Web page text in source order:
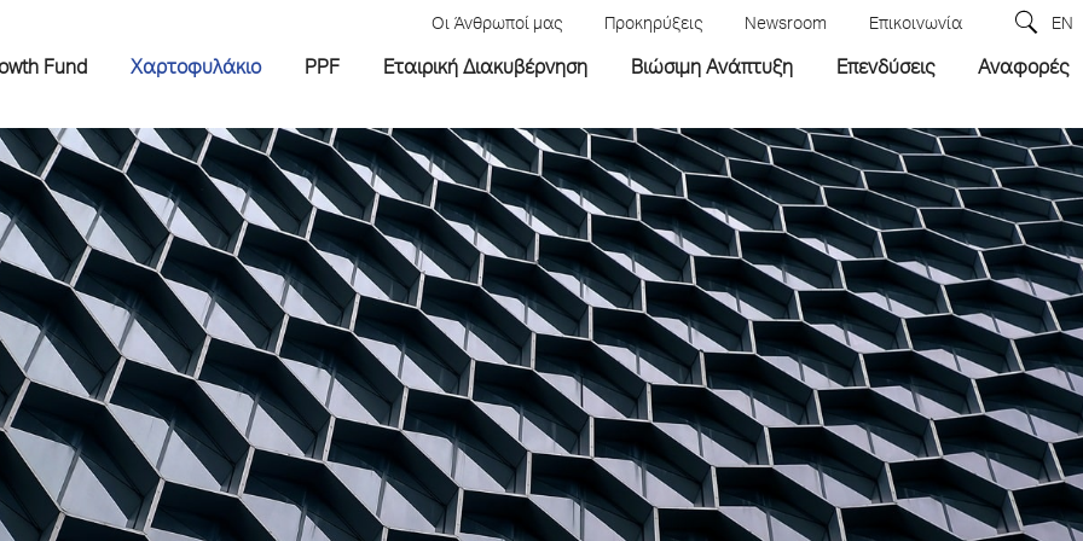
Οι Άνθρωποί μας Προκηρύξεις Newsroom Επικοινωνία EN
Fund Χαρτοφυλάκιο PPF Εταιρική Διακυβέρνηση Βιώσιμη Ανάπτυξη Επενδύσεις Αναφορές